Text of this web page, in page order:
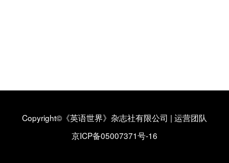
Copyright©《英语世界》杂志社有限公司 | 运营团队
京ICP备05007371号-16